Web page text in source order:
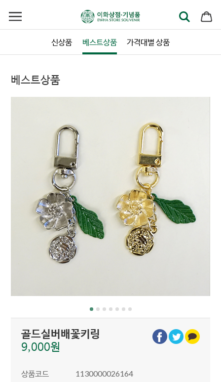
신상품 베스트상품 가격대별 상품
베스트상품
골드실버배꽃키링
9,000원
상품코드 1130000026164